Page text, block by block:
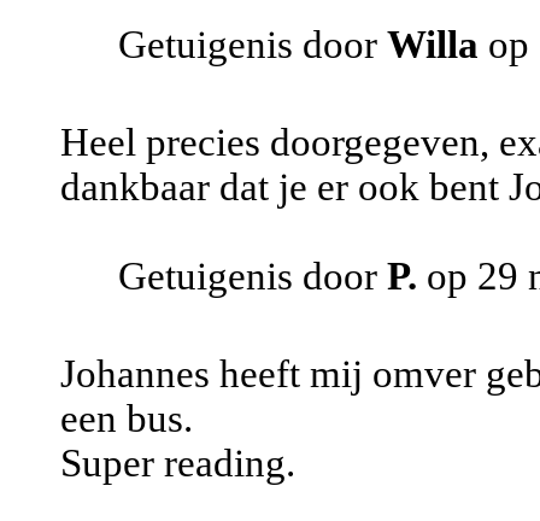
Getuigenis door Willa op
Heel precies doorgegeven,
dankbaar dat je er ook bent
Getuigenis door P. op 29
Johannes heeft mij omver
een bus.
Super reading.